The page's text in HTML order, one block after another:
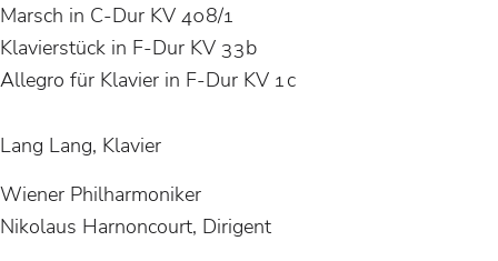
Marsch in C-Dur KV 408/1
Klavierstück in F-Dur KV 33b
Allegro für Klavier in F-Dur KV 1c
Lang Lang, Klavier
Wiener Philharmoniker
Nikolaus Harnoncourt, Dirigent